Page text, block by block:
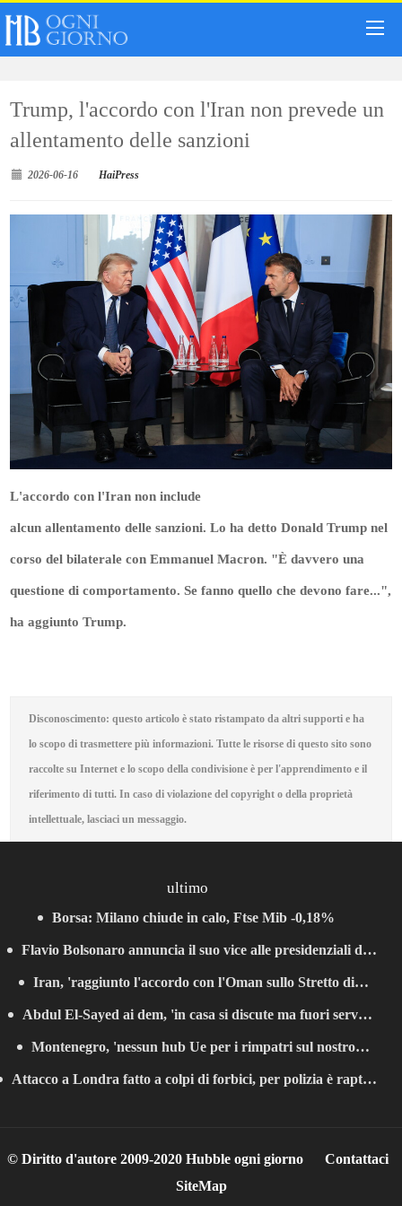
Trump, l'accordo con l'Iran non prevede un
allentamento delle sanzioni
2026-06-16 HaiPress
L'accordo con l'Iran non include
alcun allentamento delle sanzioni. Lo ha detto Donald Trump nel
corso del bilaterale con Emmanuel Macron. "È davvero una
questione di comportamento. Se fanno quello che devono fare...",
ha aggiunto Trump.
Disconoscimento: questo articolo è stato ristampato da altri supporti e ha
lo scopo di trasmettere più informazioni. Tutte le risorse di questo sito sono
raccolte su Internet e lo scopo della condivisione è per l'apprendimento e il
riferimento di tutti. In caso di violazione del copyright o della proprietà
intellettuale, lasciaci un messaggio.
ultimo
Borsa: Milano chiude in calo, Ftse Mib -0,18%
Flavio Bolsonaro annuncia il suo vice alle presidenziali di
ottobre
Iran, 'raggiunto l'accordo con l'Oman sullo Stretto di
Hormuz'
Abdul El-Sayed ai dem, 'in casa si discute ma fuori serve
unità'
Montenegro, 'nessun hub Ue per i rimpatri sul nostro
territorio'
Attacco a Londra fatto a colpi di forbici, per polizia è raptus
© Diritto d'autore 2009-2020 Hubble ogni giorno Contattaci
SiteMap